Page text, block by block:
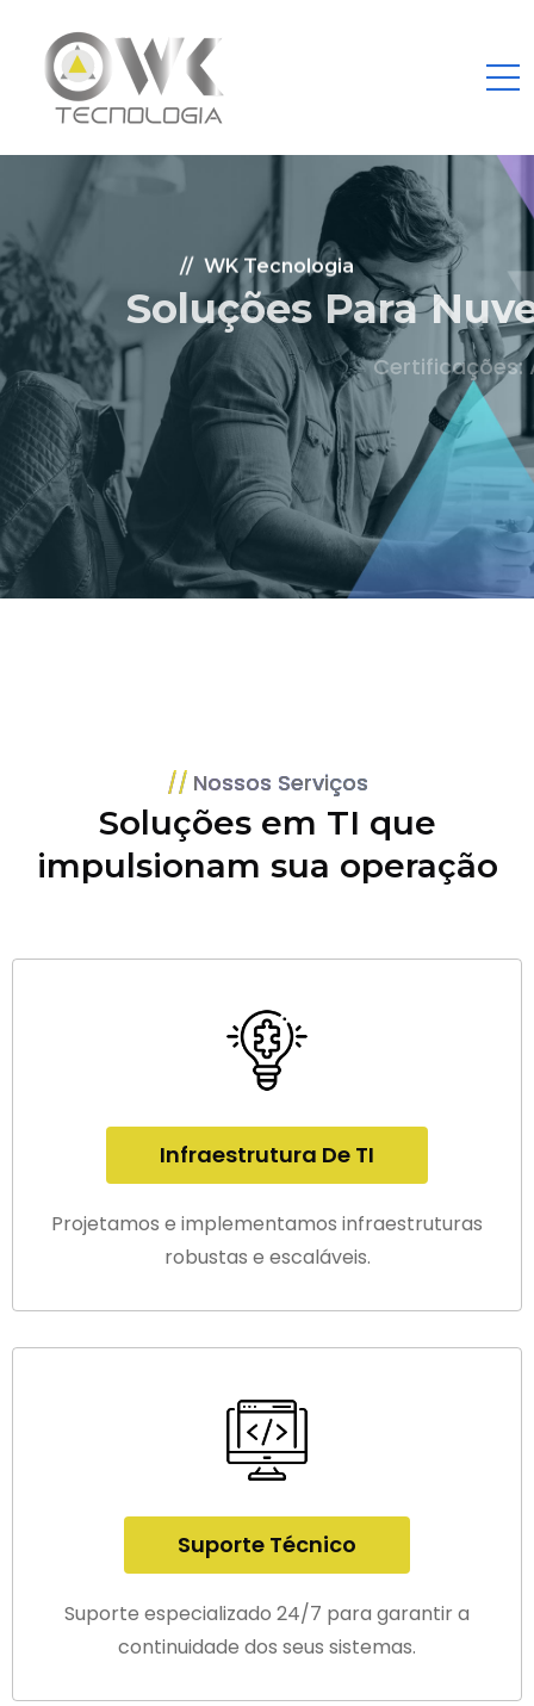
WK Tecnologia
Soluções Para Nuvem.
Certificações: AWS Partner, Microsoft Gold
Fale Conosco
Nossos Serviços
Soluções em TI que
impulsionam sua operação
Infraestrutura De TI
Projetamos e implementamos infraestruturas
robustas e escaláveis.
Suporte Técnico
Suporte especializado 24/7 para garantir a
continuidade dos seus sistemas.